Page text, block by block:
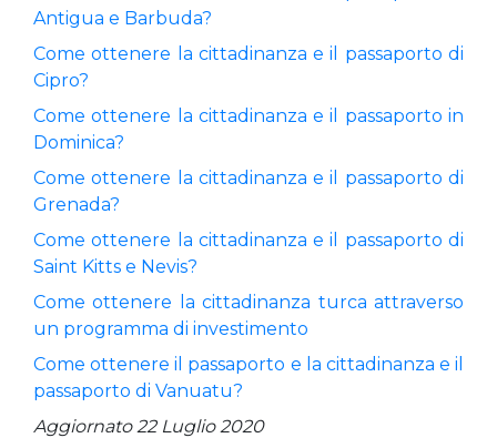
Antigua e Barbuda?
Come ottenere la cittadinanza e il passaporto di
Cipro?
Come ottenere la cittadinanza e il passaporto in
Dominica?
Come ottenere la cittadinanza e il passaporto di
Grenada?
Come ottenere la cittadinanza e il passaporto di
Saint Kitts e Nevis?
Come ottenere la cittadinanza turca attraverso
un programma di investimento
Come ottenere il passaporto e la cittadinanza e il
passaporto di Vanuatu?
Aggiornato 22 Luglio 2020